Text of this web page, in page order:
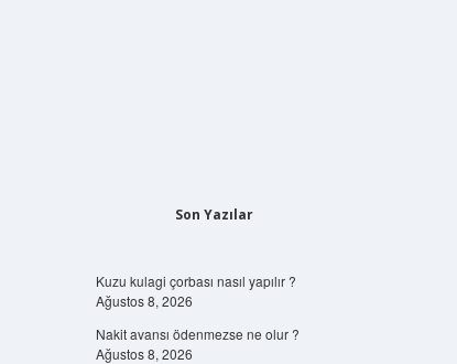
Son Yazılar
Kuzu kulagi çorbası nasıl yapılır ?
Ağustos 8, 2026
Nakit avansı ödenmezse ne olur ?
Ağustos 8, 2026